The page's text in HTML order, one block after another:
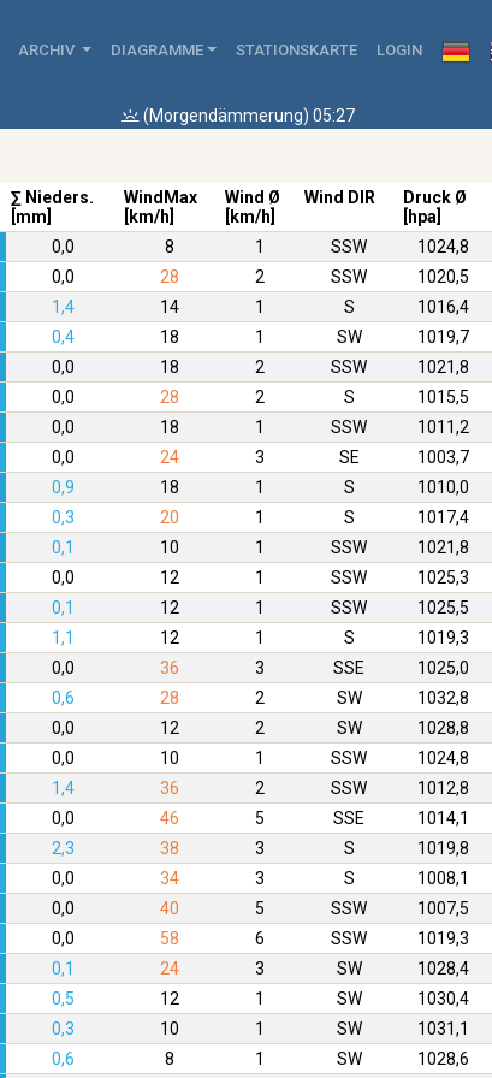
ARCHIV DIAGRAMME STATIONSKARTE LOGIN
(Morgendämmerung) 05:27
∑ Nieders.
[mm]
WindMax
[km/h]
Wind Ø
[km/h]
Wind DIR
Druck Ø
[hpa]
0,0 8 1 SSW 1024,8
0,0 28 2 SSW 1020,5
1,4 14 1 S 1016,4
0,4 18 1 SW 1019,7
0,0 18 2 SSW 1021,8
0,0 28 2 S 1015,5
0,0 18 1 SSW 1011,2
0,0 24 3 SE 1003,7
0,9 18 1 S 1010,0
0,3 20 1 S 1017,4
0,1 10 1 SSW 1021,8
0,0 12 1 SSW 1025,3
0,1 12 1 SSW 1025,5
1,1 12 1 S 1019,3
0,0 36 3 SSE 1025,0
0,6 28 2 SW 1032,8
0,0 12 2 SW 1028,8
0,0 10 1 SSW 1024,8
1,4 36 2 SSW 1012,8
0,0 46 5 SSE 1014,1
2,3 38 3 S 1019,8
0,0 34 3 S 1008,1
0,0 40 5 SSW 1007,5
0,0 58 6 SSW 1019,3
0,1 24 3 SW 1028,4
0,5 12 1 SW 1030,4
0,3 10 1 SW 1031,1
0,6 8 1 SW 1028,6